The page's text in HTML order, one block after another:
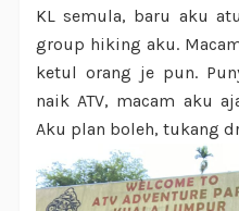
KL semula, baru aku
group hiking aku.
ketul orang je pun.
naik ATV, macam aku
Aku plan boleh, tukang